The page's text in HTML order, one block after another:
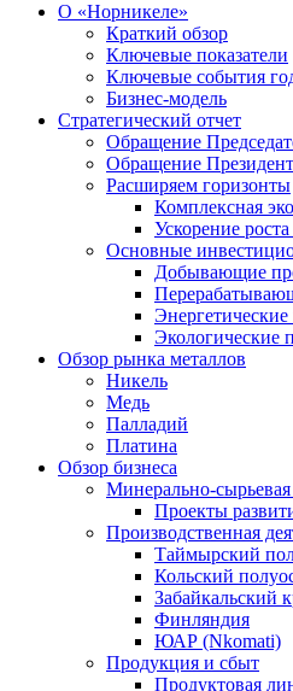
О «Норникеле»
Краткий обзор
Ключевые показатели
Ключевые события
Бизнес-модель
Стратегический отчет
Обращение
Обращение
Расширяем горизонты
Комплексная
Ускорение
Основные
Добывающие
Экологические
Обзор рынка металлов
Никель
Медь
Палладий
Платина
Обзор бизнеса
Минерально-сырьевая
Проекты
Производственная
Таймырский
Кольский
Забайкальский
Финляндия
ЮАР (Nkomati)
Продукция и сбыт
Продуктовая